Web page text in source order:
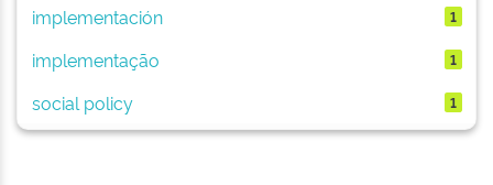
implementación 1
implementação 1
social policy 1